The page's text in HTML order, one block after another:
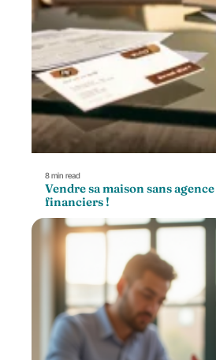
8 min read
Vendre sa maison sans
financiers !